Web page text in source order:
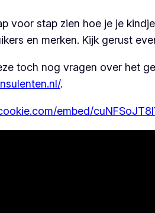
voor stap zien hoe je je
en merken. Kijk gerust
toch nog vragen over het
.
embed/